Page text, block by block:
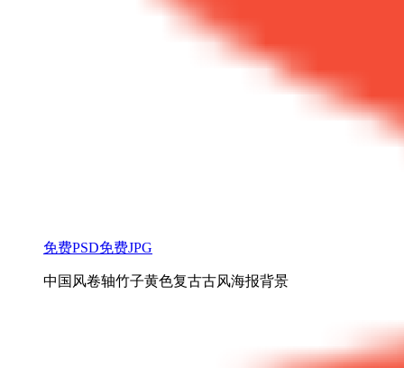
免费PSD免费JPG
中国风卷轴竹子黄色复古古风海报背景